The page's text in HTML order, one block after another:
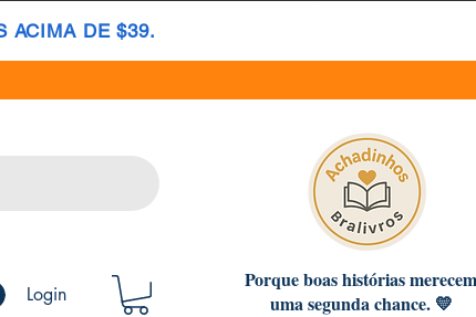
ACIMA DE $39.
Login
Porque boas histórias merecem
uma segunda chance. 💛